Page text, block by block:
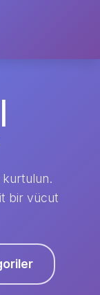
kurtulun.
bir vücut